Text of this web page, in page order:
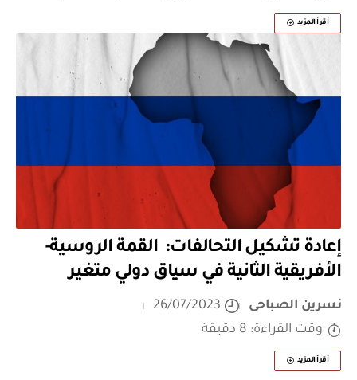
أقرأ المزيد
إعادة تشكيل التحالفات: القمة الروسية-
الأفريقية الثانية في سياق دولي متغير
نسرين الصباحى
26/07/2023
وقت القراءة: 8 دقيقة
أقرأ المزيد